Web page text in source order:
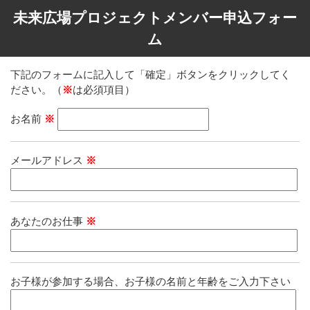
未来広場プロジェクトメンバー申込フォー
ム
下記のフォームに記入して「確定」ボタンをクリックしてく
ださい。（ ※は必須項目）
お名前 ※
メールアドレス ※
あなたのお仕事 ※
お子様が参加する場合、お子様の名前と年齢をご入力下さい